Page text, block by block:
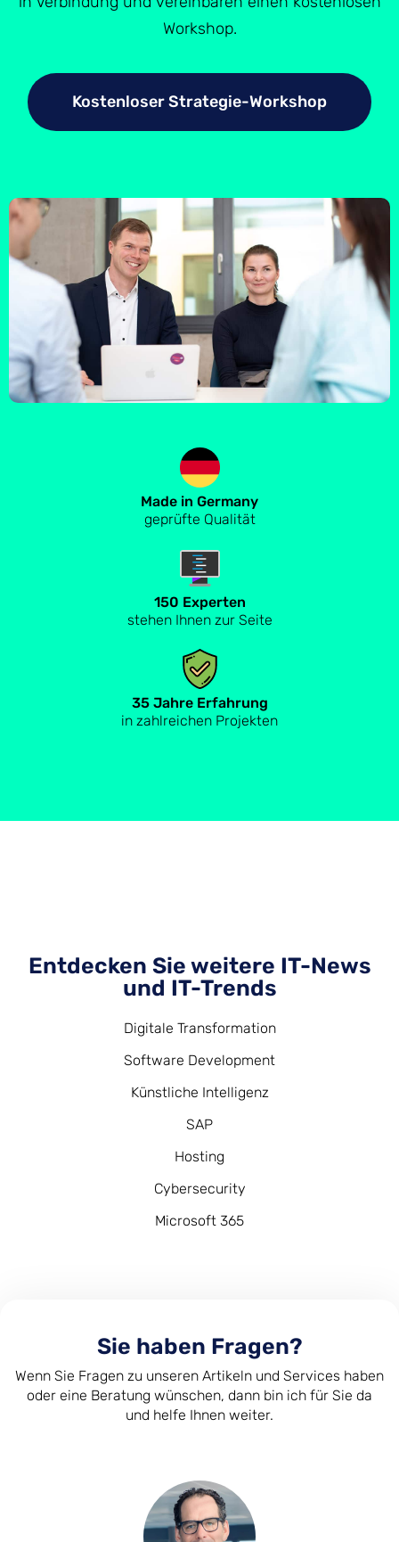
Workshop.
Kostenloser Strategie-Workshop
Made in Germany
geprüfte Qualität
150 Experten
stehen Ihnen zur Seite
35 Jahre Erfahrung
in zahlreichen Projekten
Entdecken Sie weitere IT-News
und IT-Trends
Digitale Transformation
Software Development
Künstliche Intelligenz
SAP
Hosting
Cybersecurity
Microsoft 365
Sie haben Fragen?
Wenn Sie Fragen zu unseren Artikeln und Services haben
oder eine Beratung wünschen, dann bin ich für Sie da
und helfe Ihnen weiter.